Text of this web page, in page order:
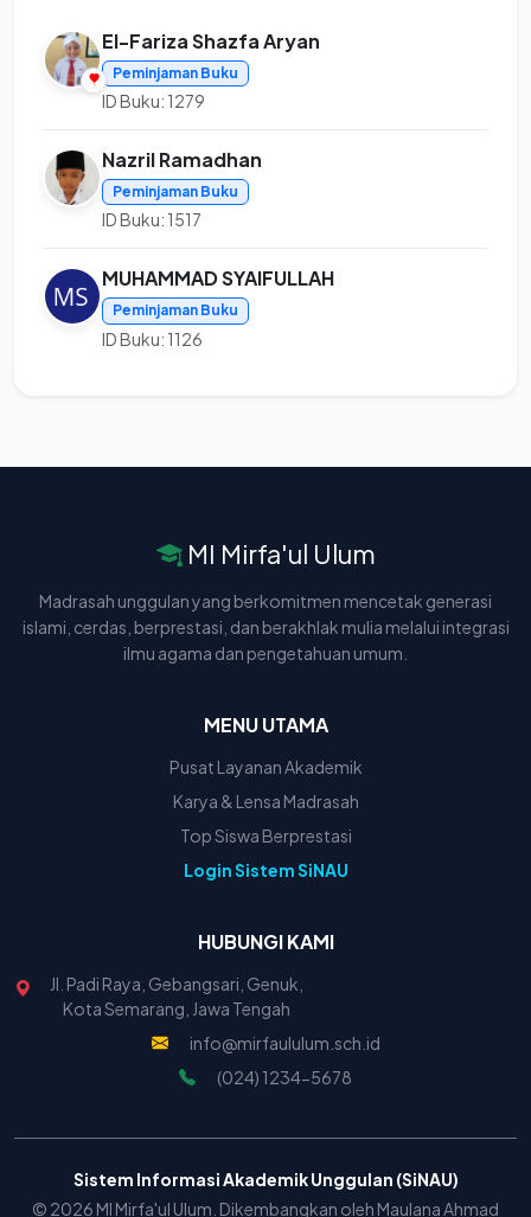
El-Fariza Shazfa Aryan
Peminjaman Buku
ID Buku: 1279
Nazril Ramadhan
Peminjaman Buku
ID Buku: 1517
MUHAMMAD SYAIFULLAH
Peminjaman Buku
ID Buku: 1126
MI Mirfa'ul Ulum
Madrasah unggulan yang berkomitmen mencetak generasi
islami, cerdas, berprestasi, dan berakhlak mulia melalui integrasi
ilmu agama dan pengetahuan umum.
MENU UTAMA
Pusat Layanan Akademik
Karya & Lensa Madrasah
Top Siswa Berprestasi
Login Sistem SiNAU
HUBUNGI KAMI
Jl. Padi Raya, Gebangsari, Genuk,
Kota Semarang, Jawa Tengah
info@mirfaululum.sch.id
(024) 1234-5678
Sistem Informasi Akademik Unggulan (SiNAU)
© 2026 MI Mirfa'ul Ulum. Dikembangkan oleh Maulana Ahmad